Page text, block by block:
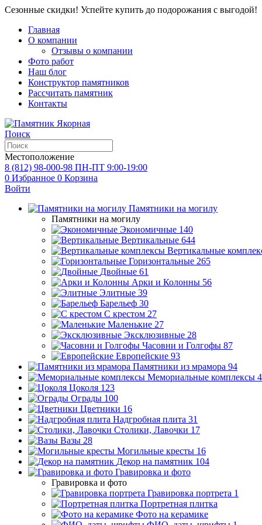
Сезонные скидки! Успейте купить до подорожания с выгодой!
Главная
О компании
Отзывы о компании
Фото работ
Наш блог
Конструктор памятников
Рассчитать памятник
Контакты
Поиск
Местоположение
8 (812) 98-000-98 ПН-ПТ 9:00-19:00
0 Избранное 0 Корзина
Войти
Памятники на могилу
Памятники на могилу
Экономичные 140
Вертикальные 644
Вертикальные
Горизонтальные 265
Двойные 61
Арки и Колонны 56
Элитные 39
Барельеф 30
С крестом 27
Маленькие 27
Эксклюзивные 28
Часовни и Голгофы 87
Европейские 93
Памятники из мрамора 94
Мемориальные комплексы
Цоколя 123
Ограды 100
Цветники 16
Надгробная плита 31
Столики, Лавочки 17
Вазы 28
Могильные кресты 16
Декор на памятник 104
Гравировка и фото
Гравировка и фото
Гравировка портрета 1
Портретная плитка
Фото на керамике